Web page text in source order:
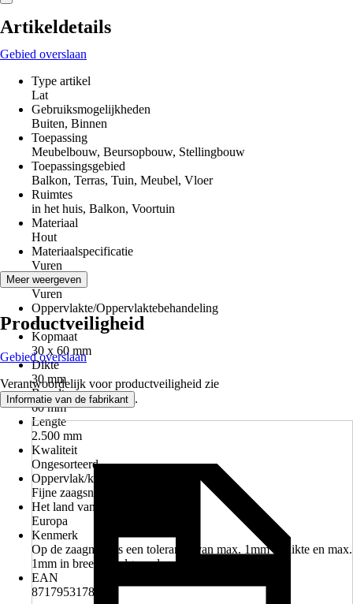
Artikeldetails
Gebied overslaan
Type artikel
Lat
Gebruiksmogelijkheden
Buiten, Binnen
Toepassing
Meubelbouw, Beursopbouw, Stellingbouw
Toepassingsgebied
Balkon, Terras, Tuin, Meubel, Vloer
Ruimtes
in het huis, Balkon, Voortuin
Materiaal
Hout
Materiaalspecificatie
Vuren
Houtsoort
Vuren
Oppervlakte/Oppervlaktebehandeling
-
Kopmaat
30 x 60 mm
Dikte
30 mm
Breedte
60 mm
Lengte
2.500 mm
Kwaliteit
Ongesorteerd
Oppervlak/kanten
Fijne zaagsnede
Het land van herkomst
Europa
Kenmerk
Op de zaagmaat is een tolerantie van max. 1mm in dikte en max.
1mm in breedte volgens de normen mogelijk.
EAN
8717953178633
Meer weergeven
Productveiligheid
Gebied overslaan
Verantwoordelijk voor productveiligheid zie
Informatie van de fabrikant .